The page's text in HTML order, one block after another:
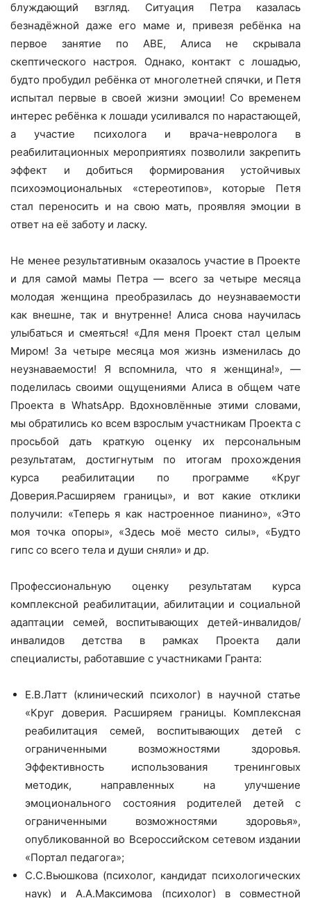
блуждающий взгляд. Ситуация Петра казалась
безнадёжной даже его маме и, привезя ребёнка на
первое занятие по АВЕ, Алиса не скрывала
скептического настроя. Однако, контакт с лошадью,
будто пробудил ребёнка от многолетней спячки, и Петя
испытал первые в своей жизни эмоции! Со временем
интерес ребёнка к лошади усиливался по нарастающей,
а участие психолога и врача-невролога в
реабилитационных мероприятиях позволили закрепить
эффект и добиться формирования устойчивых
психоэмоциональных «стереотипов», которые Петя
стал переносить и на свою мать, проявляя эмоции в
ответ на её заботу и ласку.
Не менее результативным оказалось участие в Проекте
и для самой мамы Петра — всего за четыре месяца
молодая женщина преобразилась до неузнаваемости
как внешне, так и внутренне! Алиса снова научилась
улыбаться и смеяться! «Для меня Проект стал целым
Миром! За четыре месяца моя жизнь изменилась до
неузнаваемости! Я вспомнила, что я женщина!», —
поделилась своими ощущениями Алиса в общем чате
Проекта в WhatsApp. Вдохновлённые этими словами,
мы обратились ко всем взрослым участникам Проекта с
просьбой дать краткую оценку их персональным
результатам, достигнутым по итогам прохождения
курса реабилитации по программе «Круг
Доверия.Расширяем границы», и вот какие отклики
получили: «Теперь я как настроенное пианино», «Это
моя точка опоры», «Здесь моё место силы», «Будто
гипс со всего тела и души сняли» и др.
Профессиональную оценку результатам курса
комплексной реабилитации, абилитации и социальной
адаптации семей, воспитывающих детей-инвалидов/
инвалидов детства в рамках Проекта дали
специалисты, работавшие с участниками Гранта:
Е.В.Латт (клинический психолог) в научной статье
«Круг доверия. Расширяем границы. Комплексная
реабилитация семей, воспитывающих детей с
ограниченными возможностями здоровья.
Эффективность использования тренинговых
методик, направленных на улучшение
эмоционального состояния родителей детей с
ограниченными возможностями здоровья»,
опубликованной во Всероссийском сетевом издании
«Портал педагога»;
С.С.Вьюшкова (психолог, кандидат психологических
наук) и А.А.Максимова (психолог) в совместной